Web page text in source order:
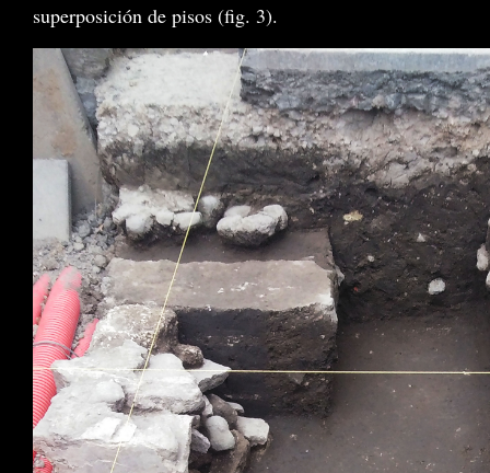
superposición de pisos (fig. 3).